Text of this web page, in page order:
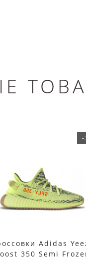
-
Adidas
350 Semi